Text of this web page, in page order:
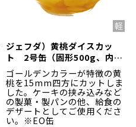
ジェフダ）黄桃ダイスカッ
ト 2号缶（固形500g、内容
総量850g）
ゴールデンカラーが特徴の黄
桃を15mm四方にカットしま
した。ケーキの挟み込みなど
の製菓・製パンの他、給食の
デザートとしてご使用くださ
い。※EO缶